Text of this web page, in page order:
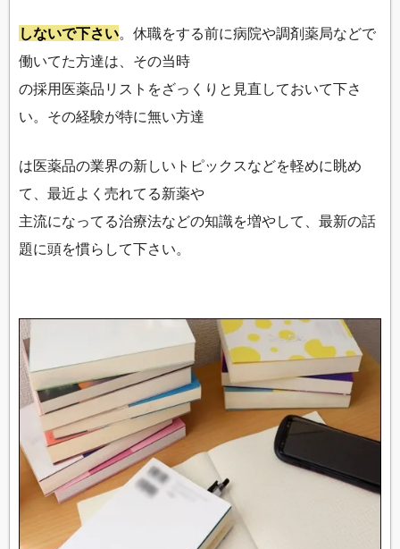
しないで下さい。休職をする前に病院や調剤薬局などで
働いてた方達は、その当時
の採用医薬品リストをざっくりと見直しておいて下さ
い。その経験が特に無い方達
は医薬品の業界の新しいトピックスなどを軽めに眺め
て、最近よく売れてる新薬や
主流になってる治療法などの知識を増やして、最新の話
題に頭を慣らして下さい。